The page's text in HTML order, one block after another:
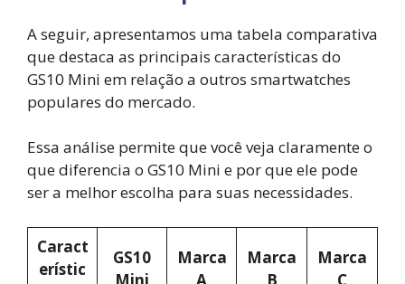
A seguir, apresentamos uma tabela comparativa
que destaca as principais características do
GS10 Mini em relação a outros smartwatches
populares do mercado.
Essa análise permite que você veja claramente o
que diferencia o GS10 Mini e por que ele pode
ser a melhor escolha para suas necessidades.
Caract
erístic
GS10
Mini
Marca
A
Marca
B
Marca
C